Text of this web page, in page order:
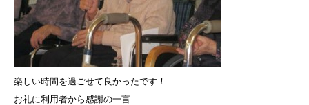
楽しい時間を過ごせて良かったです！
お礼に利用者から感謝の一言